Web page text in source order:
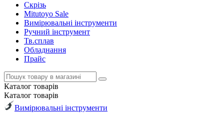
Скрізь
Mitutoyo Sale
Вимірювальні інструменти
Ручний інструмент
Тв.сплав
Обладнання
Прайс
Каталог товарів
Каталог товарів
Вимірювальні інструменти